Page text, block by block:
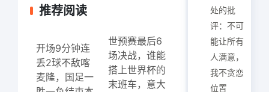
推荐阅读
开场9分钟连
丢2球不敌喀
麦隆，国足一
世预赛最后6
场决战，谁能
搭上世界杯的
末班车，意大
处的批
评：不可
能让所有
人满意，
我不贪恋
位置